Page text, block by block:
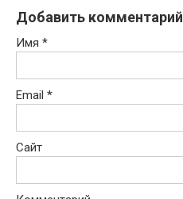
Добавить комментарий
Имя *
Email *
Сайт